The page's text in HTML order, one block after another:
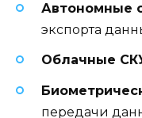
Автономные
экспорта
Облачные
передачи